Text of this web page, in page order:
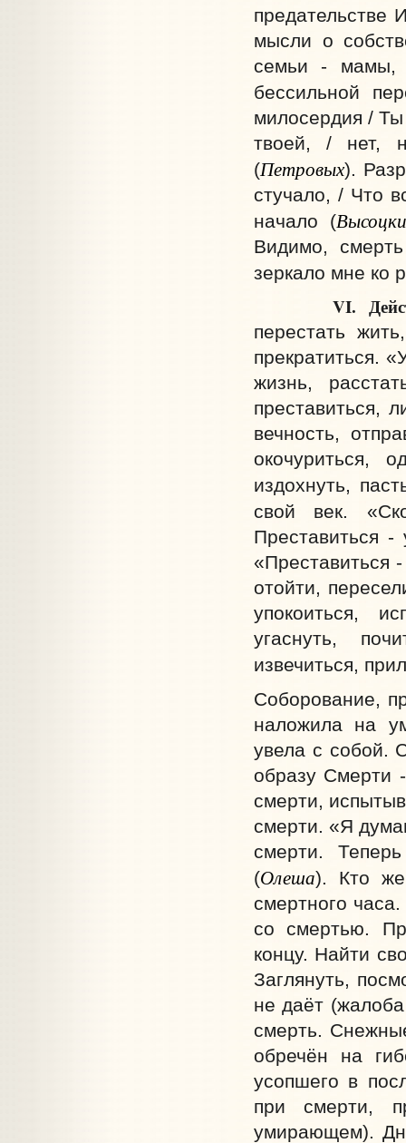
предательстве
мысли о
семьи - мамы,
бессильной
милосердия /
твоей, / нет,
(Петровых).
стучало, / Что
начало (
Видимо,
зеркало мне ко
VI.
перестать
прекратиться.
жизнь,
преставиться,
вечность,
окочуриться,
издохнуть,
свой век.
Преставиться -
«Преставиться
отойти,
упокоиться,
угаснуть,
извечиться,
Соборование,
наложила на
увела с собой.
образу Смерти
смерти,
смерти. «Я
смерти.
(Олеша). Кто же
смертного
со смертью.
концу. Найти
Заглянуть,
не даёт
смерть.
обречён на
усопшего в
при смерти,
умирающем).